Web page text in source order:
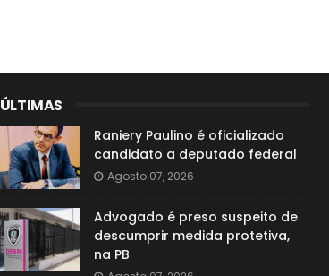
ÚLTIMAS
Raniery Paulino é oficializado
candidato a deputado federal
Agosto 07, 2026
Advogado é preso suspeito de
descumprir medida protetiva,
na PB